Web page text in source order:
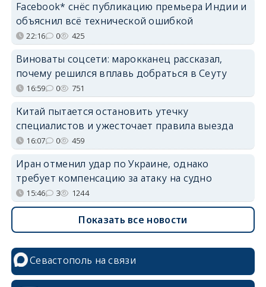
Facebook* снёс публикацию премьера Индии и
объяснил всё технической ошибкой
22:16 0 425
Виноваты соцсети: марокканец рассказал,
почему решился вплавь добраться в Сеуту
16:59 0 751
Китай пытается остановить утечку
специалистов и ужесточает правила выезда
16:07 0 459
Иран отменил удар по Украине, однако
требует компенсацию за атаку на судно
15:46 3 1244
Показать все новости
Севастополь на связи